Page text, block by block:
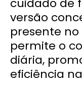
cuidado de
versão
presente
permite o
diária,
eficiência